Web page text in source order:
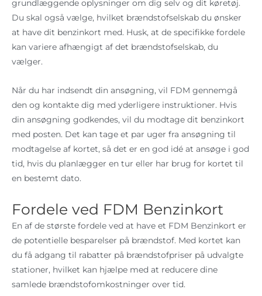
grundlæggende oplysninger om dig selv og dit køretøj.
Du skal også vælge, hvilket brændstofselskab du ønsker
at have dit benzinkort med. Husk, at de specifikke fordele
kan variere afhængigt af det brændstofselskab, du
vælger.
Når du har indsendt din ansøgning, vil FDM gennemgå
den og kontakte dig med yderligere instruktioner. Hvis
din ansøgning godkendes, vil du modtage dit benzinkort
med posten. Det kan tage et par uger fra ansøgning til
modtagelse af kortet, så det er en god idé at ansøge i god
tid, hvis du planlægger en tur eller har brug for kortet til
en bestemt dato.
Fordele ved FDM Benzinkort
En af de største fordele ved at have et FDM Benzinkort er
de potentielle besparelser på brændstof. Med kortet kan
du få adgang til rabatter på brændstofpriser på udvalgte
stationer, hvilket kan hjælpe med at reducere dine
samlede brændstofomkostninger over tid.